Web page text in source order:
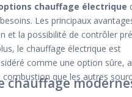
chauffage électrique
Les principaux
et la possibilité de contrôler
le chauffage électrique est
comme une option sûre,
combustion que les autres
chauffage